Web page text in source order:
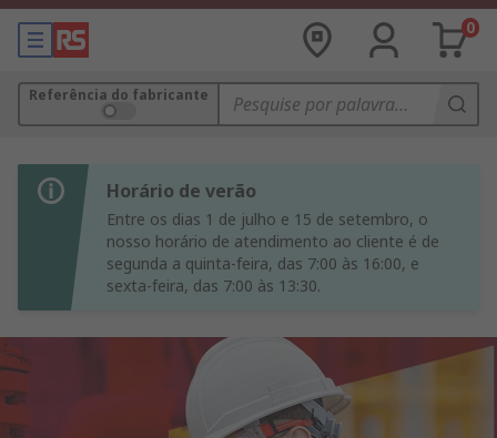
0
Referência do fabricante
Horário de verão
Entre os dias 1 de julho e 15 de setembro, o
nosso horário de atendimento ao cliente é de
segunda a quinta-feira, das 7:00 às 16:00, e
sexta-feira, das 7:00 às 13:30.